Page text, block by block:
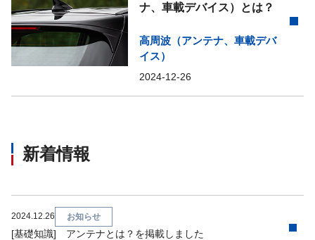
ナ、車載デバイス）とは？
高周波（アンテナ、車載デバ
イス）
2024-12-26
新着情報
2024.12.26 お知らせ
[基礎知識] アンテナとは？を掲載しました